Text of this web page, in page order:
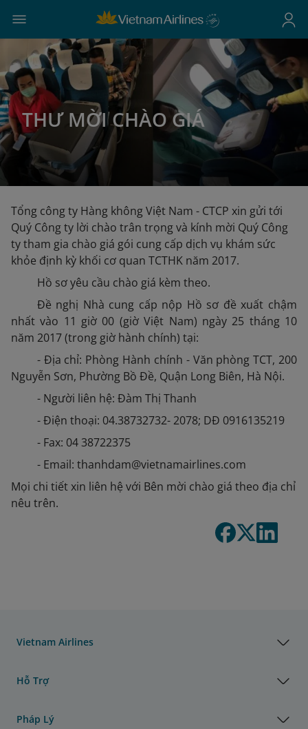
THƯ MỜI CHÀO GIÁ
Tổng công ty Hàng không Việt Nam - CTCP xin gửi tới
Quý Công ty lời chào trân trọng và kính mời Quý Công
ty tham gia chào giá gói cung cấp dịch vụ khám sức
khỏe định kỳ khối cơ quan TCTHK năm 2017.
Hồ sơ yêu cầu chào giá kèm theo.
Đề nghị Nhà cung cấp nộp Hồ sơ đề xuất chậm
nhất vào 11 giờ 00 (giờ Việt Nam) ngày 25 tháng 10
năm 2017 (trong giờ hành chính) tại:
- Địa chỉ: Phòng Hành chính - Văn phòng TCT, 200
Nguyễn Sơn, Phường Bồ Đề, Quận Long Biên, Hà Nội.
- Người liên hệ: Đàm Thị Thanh
- Điện thoại: 04.38732732- 2078; DĐ 0916135219
- Fax: 04 38722375
- Email: thanhdam@vietnamairlines.com
Mọi chi tiết xin liên hệ với Bên mời chào giá theo địa chỉ
nêu trên.
Vietnam Airlines
Hỗ Trợ
Pháp Lý